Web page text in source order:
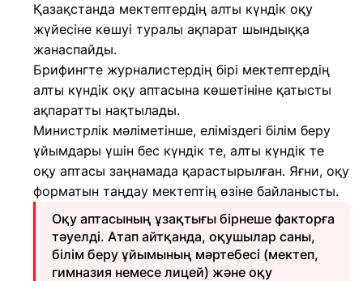
Қазақстанда мектептердің алты күндік оқу
жүйесіне көшуі туралы ақпарат шындыққа
жанаспайды.
Брифингте журналистердің бірі мектептердің
алты күндік оқу аптасына көшетініне қатысты
ақпаратты нақтылады.
Министрлік мәліметінше, еліміздегі білім беру
ұйымдары үшін бес күндік те, алты күндік те
оқу аптасы заңнамада қарастырылған. Яғни, оқу
форматын таңдау мектептің өзіне байланысты.
Оқу аптасының ұзақтығы бірнеше факторға
тәуелді. Атап айтқанда, оқушылар саны,
білім беру ұйымының мәртебесі (мектеп,
гимназия немесе лицей) және оқу